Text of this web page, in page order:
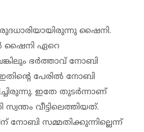
ഷൈനി.
ഷൈനി ഏറെ
ഭര്‍ത്താവ് നോബി
ഇതിന്റെ പേരില്‍ നോബി
ഇതേ തുടര്‍ന്നാണ്
വീട്ടിലെത്തിയത്.
നോബി സമ്മതിക്കുന്നില്ലെന്ന്